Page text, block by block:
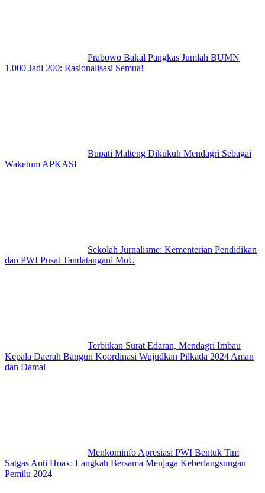
Prabowo Bakal Pangkas Jumlah BUMN
1.000 Jadi 200: Rasionalisasi Semua!
Bupati Malteng Dikukuh Mendagri Sebagai
Waketum APKASI
Sekolah Jurnalisme: Kementerian Pendidikan
dan PWI Pusat Tandatangani MoU
Terbitkan Surat Edaran, Mendagri Imbau
Kepala Daerah Bangun Koordinasi Wujudkan Pilkada 2024 Aman
dan Damai
Menkominfo Apresiasi PWI Bentuk Tim
Satgas Anti Hoax: Langkah Bersama Menjaga Keberlangsungan
Pemilu 2024